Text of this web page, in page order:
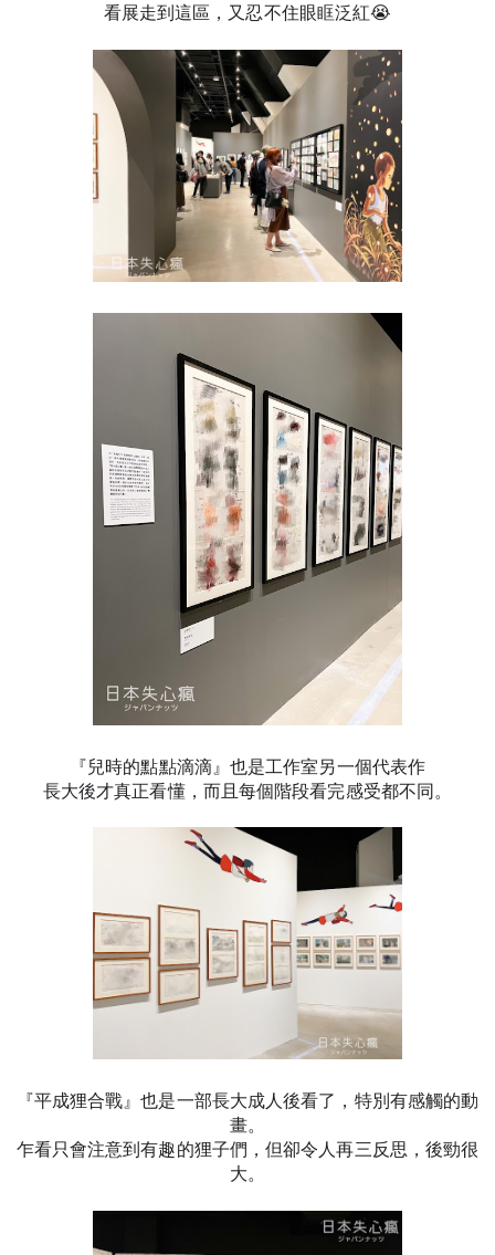
看展走到這區，又忍不住眼眶泛紅😭
『兒時的點點滴滴』也是工作室另一個代表作
長大後才真正看懂，而且每個階段看完感受都不同。
『平成狸合戰』也是一部長大成人後看了，特別有感觸的動
畫。
乍看只會注意到有趣的狸子們，但卻令人再三反思，後勁很
大。